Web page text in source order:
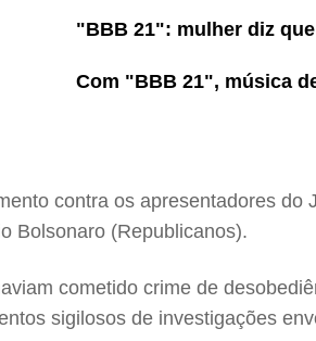
"BBB 21": mulher diz
Com "BBB 21", música
contra os apresentadores
Bolsonaro (Republicanos).
cometido crime de
sigilosos de investigações